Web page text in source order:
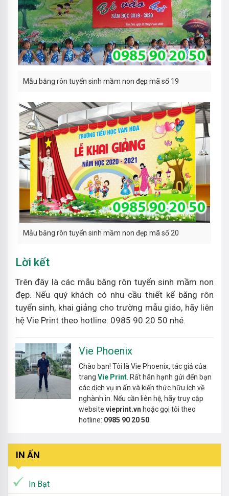
Mẫu băng rôn tuyển sinh mầm non đẹp mã số 19
Mẫu băng rôn tuyển sinh mầm non đẹp mã số 20
Lời kết
Trên đây là các mẫu băng rôn tuyển sinh mầm non
đẹp. Nếu quý khách có nhu cầu thiết kế băng rôn
tuyển sinh, khai giảng cho trường mẫu giáo, hãy liên
hệ Vie Print theo hotline: 0985 90 20 50 nhé.
Vie Phoenix
Chào bạn! Tôi là Vie Phoenix, tác giả của
trangVie Print . Rất hân hạnh gửi đến bạn
các dịch vụ in ấn và kiến thức hữu ích về
nghành in. Nếu cần liên hệ, hãy truy cập
websitevieprint.vn hoặc gọi tôi theo
hotline: 0985 90 20 50
IN ẤN
In Bạt